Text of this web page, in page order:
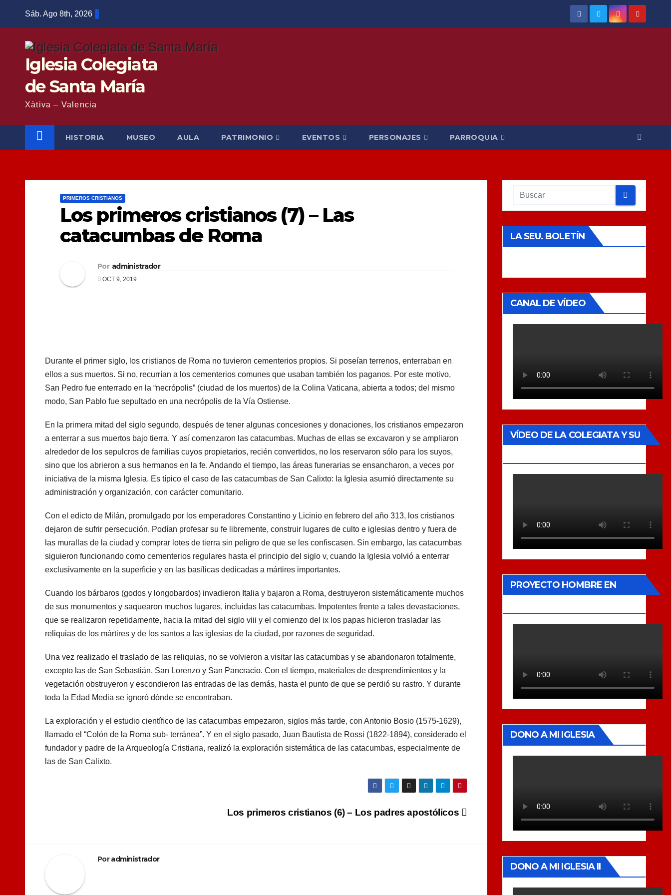
Sáb. Ago 8th, 2026
Iglesia Colegiata
de Santa María
Xàtiva – Valencia
HISTORIA MUSEO AULA PATRIMONIO EVENTOS PERSONAJES PARROQUIA
PRIMEROS CRISTIANOS
Los primeros cristianos (7) – Las
catacumbas de Roma
Por administrador
OCT 9, 2019
Durante el primer siglo, los cristianos de Roma no tuvieron cementerios propios. Si poseían terrenos, enterraban en
ellos a sus muertos. Si no, recurrían a los cementerios comunes que usaban también los paganos. Por este motivo,
San Pedro fue enterrado en la “necrópolis” (ciudad de los muertos) de la Colina Vaticana, abierta a todos; del mismo
modo, San Pablo fue sepultado en una necrópolis de la Vía Ostiense.
En la primera mitad del siglo segundo, después de tener algunas concesiones y donaciones, los cristianos empezaron
a enterrar a sus muertos bajo tierra. Y así comenzaron las catacumbas. Muchas de ellas se excavaron y se ampliaron
alrededor de los sepulcros de familias cuyos propietarios, recién convertidos, no los reservaron sólo para los suyos,
sino que los abrieron a sus hermanos en la fe. Andando el tiempo, las áreas funerarias se ensancharon, a veces por
iniciativa de la misma Iglesia. Es típico el caso de las catacumbas de San Calixto: la Iglesia asumió directamente su
administración y organización, con carácter comunitario.
Con el edicto de Milán, promulgado por los emperadores Constantino y Licinio en febrero del año 313, los cristianos
dejaron de sufrir persecución. Podían profesar su fe libremente, construir lugares de culto e iglesias dentro y fuera de
las murallas de la ciudad y comprar lotes de tierra sin peligro de que se les conﬁscasen. Sin embargo, las catacumbas
siguieron funcionando como cementerios regulares hasta el principio del siglo v, cuando la Iglesia volvió a enterrar
exclusivamente en la superﬁcie y en las basílicas dedicadas a mártires importantes.
Cuando los bárbaros (godos y longobardos) invadieron Italia y bajaron a Roma, destruyeron sistemáticamente muchos
de sus monumentos y saquearon muchos lugares, incluidas las catacumbas. Impotentes frente a tales devastaciones,
que se realizaron repetidamente, hacia la mitad del siglo viii y el comienzo del ix los papas hicieron trasladar las
reliquias de los mártires y de los santos a las iglesias de la ciudad, por razones de seguridad.
Una vez realizado el traslado de las reliquias, no se volvieron a visitar las catacumbas y se abandonaron totalmente,
excepto las de San Sebastián, San Lorenzo y San Pancracio. Con el tiempo, materiales de desprendimientos y la
vegetación obstruyeron y escondieron las entradas de las demás, hasta el punto de que se perdió su rastro. Y durante
toda la Edad Media se ignoró dónde se encontraban.
La exploración y el estudio cientíﬁco de las catacumbas empezaron, siglos más tarde, con Antonio Bosio (1575-1629),
llamado el “Colón de la Roma sub- terránea”. Y en el siglo pasado, Juan Bautista de Rossi (1822-1894), considerado el
fundador y padre de la Arqueología Cristiana, realizó la exploración sistemática de las catacumbas, especialmente de
las de San Calixto.
entradas
Los primeros cristianos (6) – Los padres apostólicos
Poradministrador
LA SEU. BOLETÍN
CANAL DE VÍDEO
VÍDEO DE LA COLEGIATA Y SU
PROYECTO HOMBRE EN
DONO A MI IGLESIA
DONO A MI IGLESIA II